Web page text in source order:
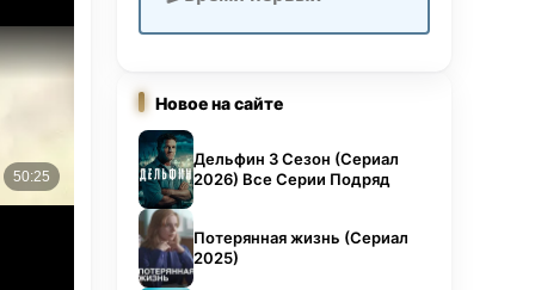
они
Новое на сайте
Дельфин 3 Сезон (Сериал
2026) Все Серии Подряд
Потерянная жизнь (Сериал
2025)